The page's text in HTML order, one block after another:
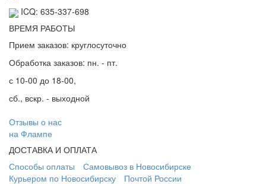
ICQ: 635-337-698
ВРЕМЯ РАБОТЫ
Прием заказов: круглосуточно
Обработка заказов: пн. - пт.
с 10-00 до 18-00,
сб., вскр. - выходной
Отзывы о нас
на Флампе
ДОСТАВКА И ОПЛАТА
Способы оплаты
Самовывоз в Новосибирске
Курьером по Новосибирску
Почтой России